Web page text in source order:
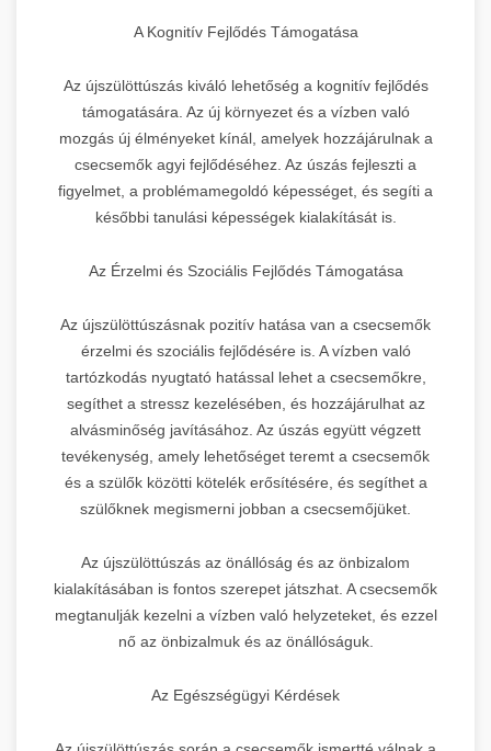
A Kognitív Fejlődés Támogatása
Az újszülöttúszás kiváló lehetőség a kognitív fejlődés
támogatására. Az új környezet és a vízben való
mozgás új élményeket kínál, amelyek hozzájárulnak a
csecsemők agyi fejlődéséhez. Az úszás fejleszti a
figyelmet, a problémamegoldó képességet, és segíti a
későbbi tanulási képességek kialakítását is.
Az Érzelmi és Szociális Fejlődés Támogatása
Az újszülöttúszásnak pozitív hatása van a csecsemők
érzelmi és szociális fejlődésére is. A vízben való
tartózkodás nyugtató hatással lehet a csecsemőkre,
segíthet a stressz kezelésében, és hozzájárulhat az
alvásminőség javításához. Az úszás együtt végzett
tevékenység, amely lehetőséget teremt a csecsemők
és a szülők közötti kötelék erősítésére, és segíthet a
szülőknek megismerni jobban a csecsemőjüket.
Az újszülöttúszás az önállóság és az önbizalom
kialakításában is fontos szerepet játszhat. A csecsemők
megtanulják kezelni a vízben való helyzeteket, és ezzel
nő az önbizalmuk és az önállóságuk.
Az Egészségügyi Kérdések